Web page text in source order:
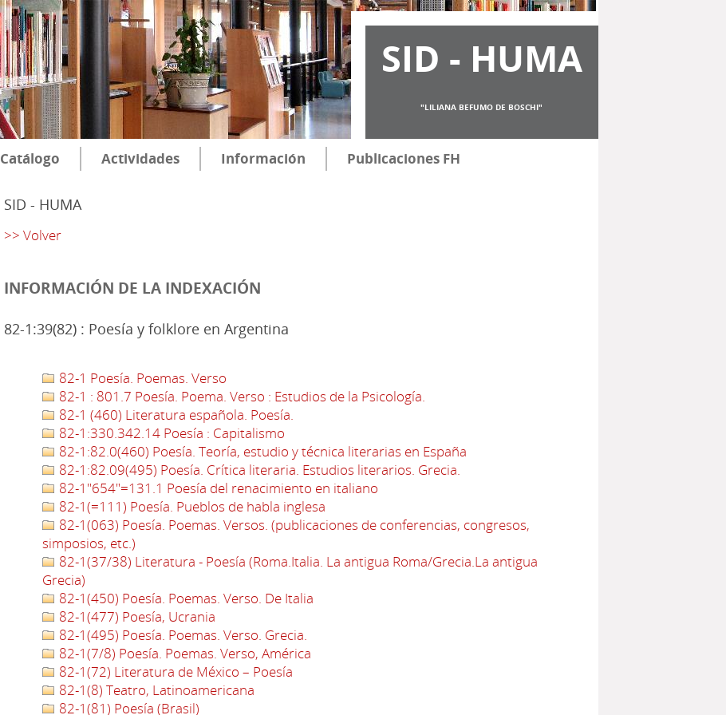
SID - HUMA
"LILIANA BEFUMO DE BOSCHI"
Catálogo Actividades Información Publicaciones FH
SID - HUMA
>> Volver
INFORMACIÓN DE LA INDEXACIÓN
82-1:39(82) : Poesía y folklore en Argentina
82-1 Poesía. Poemas. Verso
82-1 : 801.7 Poesía. Poema. Verso : Estudios de la Psicología.
82-1 (460) Literatura española. Poesía.
82-1:330.342.14 Poesía : Capitalismo
82-1:82.0(460) Poesía. Teoría, estudio y técnica literarias en España
82-1:82.09(495) Poesía. Crítica literaria. Estudios literarios. Grecia.
82-1"654"=131.1 Poesía del renacimiento en italiano
82-1(=111) Poesía. Pueblos de habla inglesa
82-1(063) Poesía. Poemas. Versos. (publicaciones de conferencias, congresos,
simposios, etc.)
82-1(37/38) Literatura - Poesía (Roma.Italia. La antigua Roma/Grecia.La antigua
Grecia)
82-1(450) Poesía. Poemas. Verso. De Italia
82-1(477) Poesía, Ucrania
82-1(495) Poesía. Poemas. Verso. Grecia.
82-1(7/8) Poesía. Poemas. Verso, América
82-1(72) Literatura de México – Poesía
82-1(8) Teatro, Latinoamericana
82-1(81) Poesía (Brasil)